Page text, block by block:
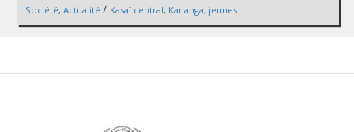
Société, Actualité / Kasaï central, Kananga, jeunes